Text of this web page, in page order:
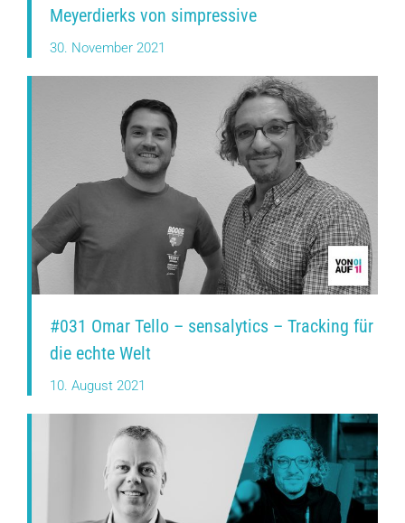
Meyerdierks von simpressive
30. November 2021
#031 Omar Tello – sensalytics – Tracking für
die echte Welt
10. August 2021